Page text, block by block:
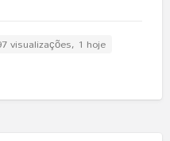
visualizações, 1 hoje